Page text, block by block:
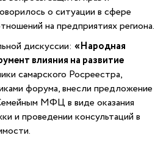
о ситуации в сфере
на предприятиях региона.
дискуссии: «Народная
влияния на развитие
самарского Росреестра,
форума, внесли предложение
МФЦ в виде оказания
и проведении консультаций в